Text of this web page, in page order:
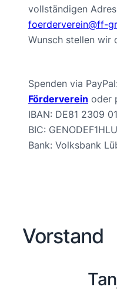
vollständigen
foerderverein@ff-
Wunsch stellen wir
Spenden via
Förderverein oder
IBAN: DE81 2309
BIC: GENODEF1HLU
Bank: Volksbank
Vorstand